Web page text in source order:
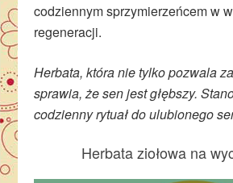
codziennym sprzymierzeńcem w
regeneracji.
Herbata, która nie tylko pozwala
sprawia, że sen jest głębszy.
codzienny rytuał do ulubionego
Herbata ziołowa na